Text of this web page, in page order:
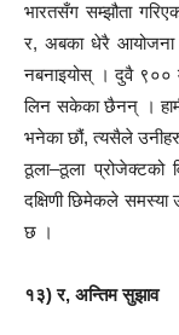
भारतसँग सम्झौता
र, अबका धेरै आयोजना
नबनाइयोस् । दुवै ९००
लिन सकेका छैनन् ।
भनेका छौं, त्यसैले
ठूला–ठूला प्रोजेक्टको
दक्षिणी छिमेकले
छ ।
१३) र, अन्तिम सुझाव